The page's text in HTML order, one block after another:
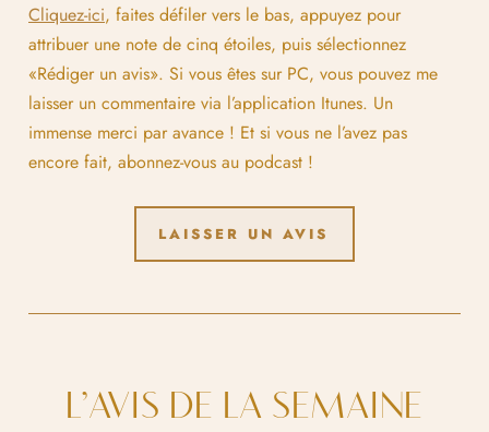
Cliquez-ici, faites défiler vers le bas, appuyez pour
attribuer une note de cinq étoiles, puis sélectionnez
«Rédiger un avis». Si vous êtes sur PC, vous pouvez me
laisser un commentaire via l’application Itunes. Un
immense merci par avance ! Et si vous ne l’avez pas
encore fait, abonnez-vous au podcast !
LAISSER UN AVIS
L’AVIS DE LA SEMAINE